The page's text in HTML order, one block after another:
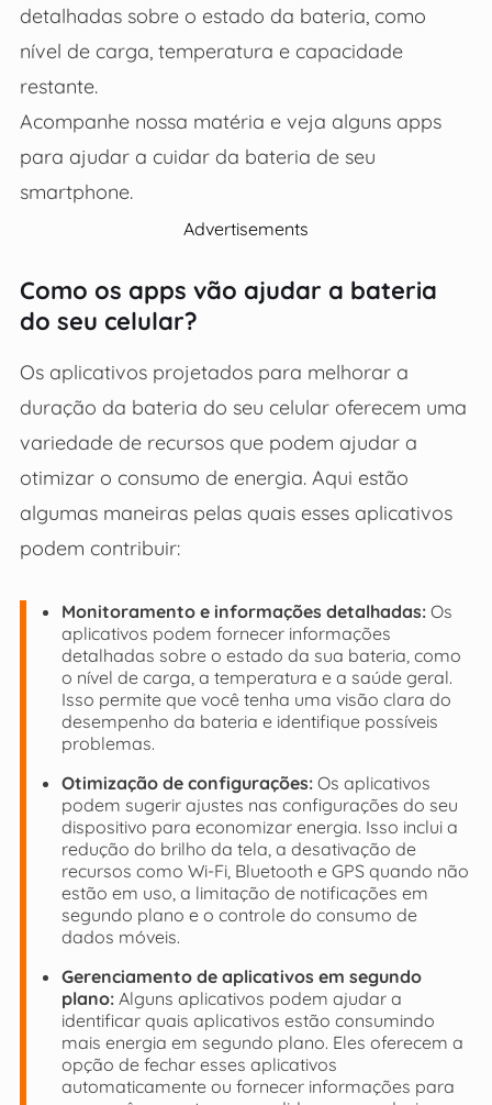
detalhadas sobre o estado da bateria, como
nível de carga, temperatura e capacidade
restante.
Acompanhe nossa matéria e veja alguns apps
para ajudar a cuidar da bateria de seu
smartphone.
Advertisements
Como os apps vão ajudar a bateria
do seu celular?
Os aplicativos projetados para melhorar a
duração da bateria do seu celular oferecem uma
variedade de recursos que podem ajudar a
otimizar o consumo de energia. Aqui estão
algumas maneiras pelas quais esses aplicativos
podem contribuir:
Monitoramento e informações detalhadas:Os
aplicativos podem fornecer informações
detalhadas sobre o estado da sua bateria, como
o nível de carga, a temperatura e a saúde geral.
Isso permite que você tenha uma visão clara do
desempenho da bateria e identifique possíveis
problemas.
Otimização de configurações:Os aplicativos
podem sugerir ajustes nas configurações do seu
dispositivo para economizar energia. Isso inclui a
redução do brilho da tela, a desativação de
recursos como Wi-Fi, Bluetooth e GPS quando não
estão em uso, a limitação de notificações em
segundo plano e o controle do consumo de
dados móveis.
Gerenciamento de aplicativos em segundo
plano:Alguns aplicativos podem ajudar a
identificar quais aplicativos estão consumindo
mais energia em segundo plano. Eles oferecem a
opção de fechar esses aplicativos
automaticamente ou fornecer informações para